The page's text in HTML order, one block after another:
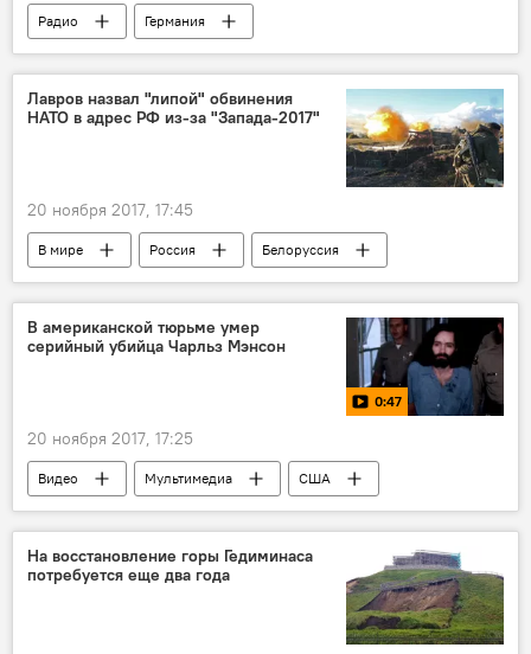
Радио Германия
Лавров назвал "липой" обвинения
НАТО в адрес РФ из-за "Запада-2017"
20 ноября 2017, 17:45
В мире Россия
Белоруссия
Сергей Лавров
НАТО МИД России
В американской тюрьме умер
серийный убийца Чарльз Мэнсон
0:47
20 ноября 2017, 17:25
Видео Мультимедиа США
На восстановление горы Гедиминаса
потребуется еще два года